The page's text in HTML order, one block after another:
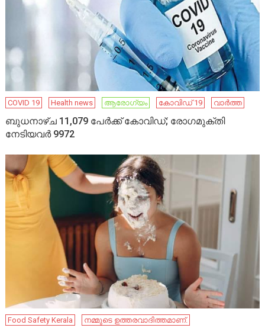
COVID 19 Health news ആരോഗ്യം കോവിഡ് 19 വാർത്ത
ബുധനാഴ്ച 11,079 പേര്‍ക്ക് കോവിഡ്; രോഗമുക്തി
നേടിയവര്‍ 9972
Food Safety Kerala
നമ്മുടെ ഉത്തരവാദിത്തമാണ്.